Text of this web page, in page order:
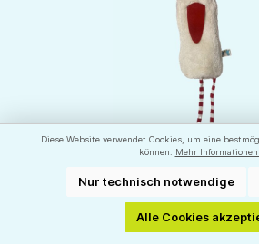
Pat & Patty Lavendel - Dinkel -
Kuschelkissen - Wundervolles
Baby
Diese Website verwendet Cookies, um eine
können.
Mehr Informationen
Nur technisch notwendige
Alle Cookies